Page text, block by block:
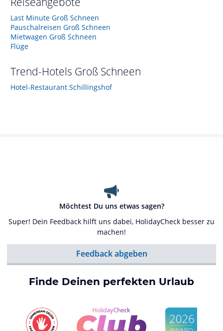
Last Minute Groß Schneen
Pauschalreisen Groß Schneen
Mietwagen Groß Schneen
Flüge
Trend-Hotels Groß Schneen
Hotel-Restaurant Schillingshof
Möchtest Du uns etwas sagen?
Super! Dein Feedback hilft uns dabei, HolidayCheck besser zu
machen!
Feedback abgeben
Finde Deinen perfekten Urlaub